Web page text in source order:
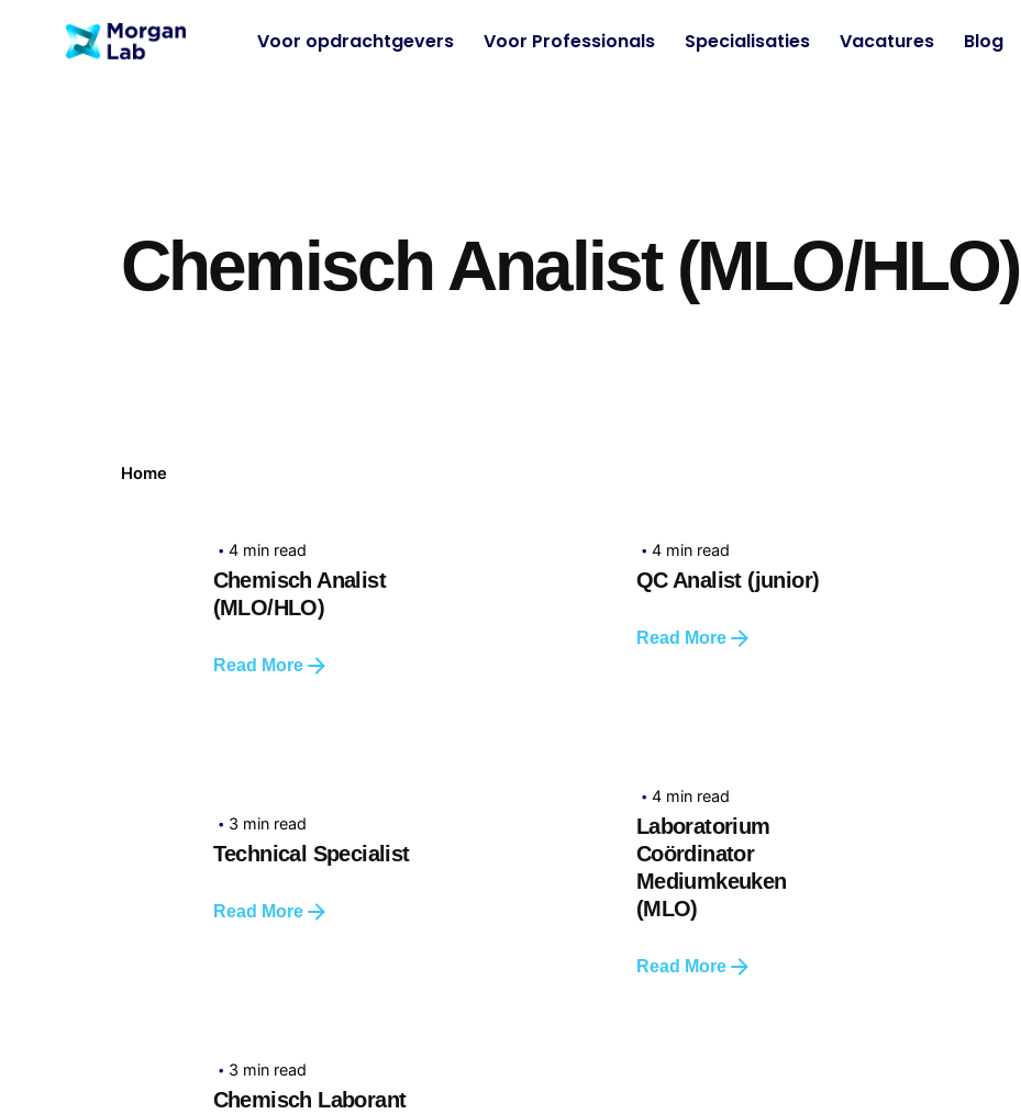
Voor opdrachtgevers Voor Professionals Specialisaties Vacatures Blog
Chemisch Analist (MLO/HLO)
Home
4 min read
Chemisch Analist
(MLO/HLO)
Read More
4 min read
QC Analist (junior)
Read More
3 min read
Technical Specialist
Read More
4 min read
Laboratorium
Coördinator
Mediumkeuken
(MLO)
Read More
3 min read
Chemisch Laborant